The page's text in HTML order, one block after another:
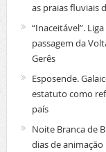
as praias fluviais
“Inaceitável”.
passagem da
Gerês
Esposende.
estatuto como
país
Noite Branca de
dias de animação